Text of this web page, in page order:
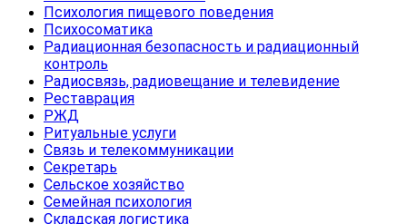
Психология пищевого поведения
Психосоматика
Радиационная безопасность и радиационный
контроль
Радиосвязь, радиовещание и телевидение
Реставрация
РЖД
Ритуальные услуги
Связь и телекоммуникации
Секретарь
Сельское хозяйство
Семейная психология
Складская логистика